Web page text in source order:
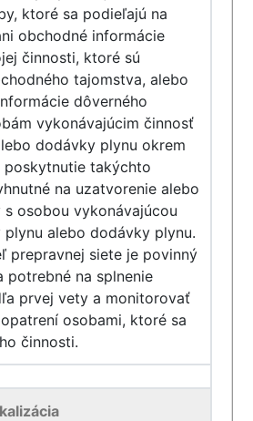
ktoré sa podieľajú na
obchodné informácie
činnosti, ktoré sú
tajomstva, alebo
dôverného
vykonávajúcim činnosť
dodávky plynu okrem
poskytnutie takýchto
na uzatvorenie alebo
s osobou vykonávajúcou
alebo dodávky plynu.
prepravnej siete je povinný
potrebné na splnenie
prvej vety a monitorovať
osobami, ktoré sa
činnosti.